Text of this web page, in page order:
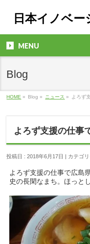
日本イノベ
MENU
Blog
HOME » Blog » ニュース » よろず
よろず支援の仕事
投稿日 : 2018年6月17日 | カテゴリ
よろず支援の仕事で広島
史の長閑なまち。ほっと